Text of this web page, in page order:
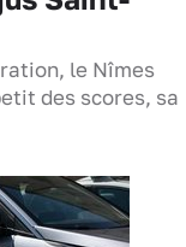
le Nîmes
des scores, sa